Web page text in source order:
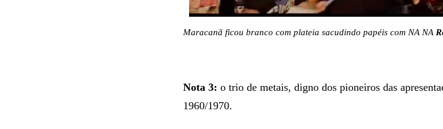
Maracanã ficou branco com plateia sacudindo papéis com NA NA
Nota 3: o trio de metais, digno dos pioneiros das
1960/1970.